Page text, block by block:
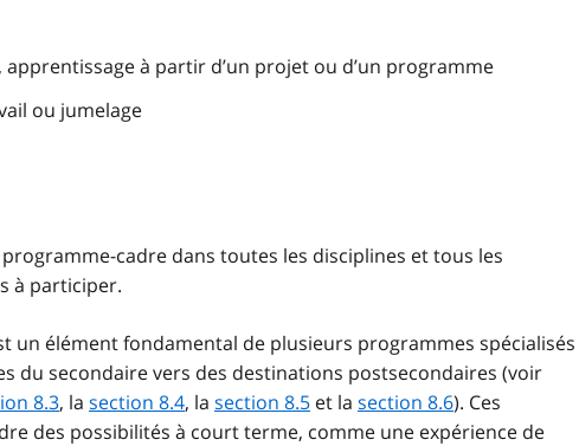
à partir d’un projet ou d’un programme
ou jumelage
cadre dans toutes les disciplines et tous les
à participer.
un élément fondamental de plusieurs programmes spécialisés
du secondaire vers des destinations postsecondaires (voir
8.3, la section 8.4, la section 8.5 et la section 8.6). Ces
des possibilités à court terme, comme une expérience de